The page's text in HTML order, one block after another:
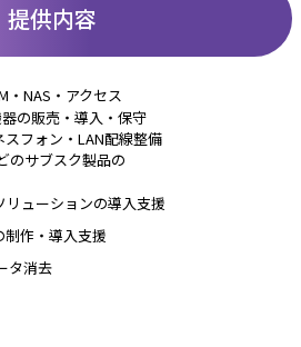
提供内容
・NAS・アクセス
の販売・導入・保守
フォン・LAN配線整備
のサブスク製品の
リューションの導入支援
作・導入支援
タ消去